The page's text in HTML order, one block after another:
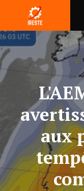
contenu
aux